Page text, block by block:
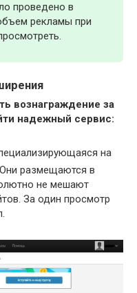
проведено в
рекламы при
вознаграждение за
надежный сервис:
на
размещаются в
не мешают
За один просмотр